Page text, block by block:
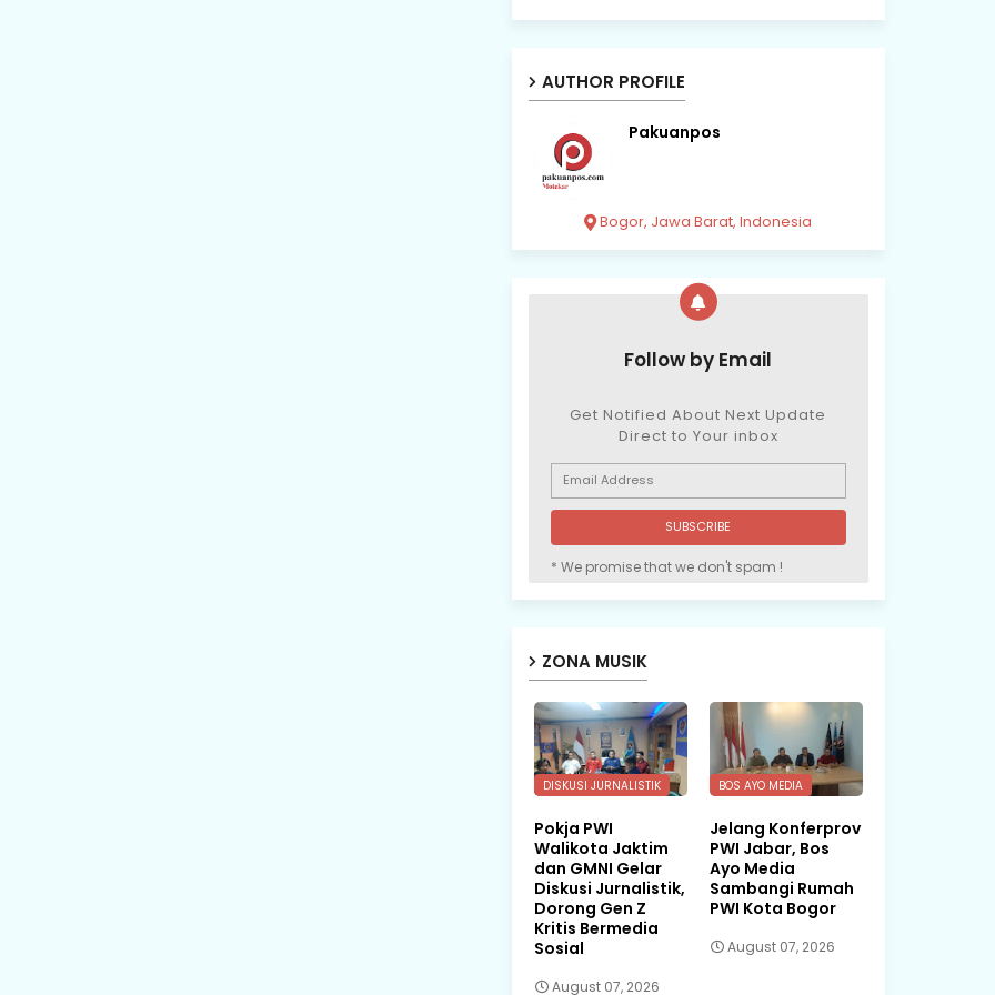
AUTHOR PROFILE
Pakuanpos
Bogor, Jawa Barat, Indonesia
Follow by Email
Get Notified About Next Update
Direct to Your inbox
* We promise that we don't spam !
ZONA MUSIK
DISKUSI JURNALISTIK
Pokja PWI
Walikota Jaktim
dan GMNI Gelar
Diskusi Jurnalistik,
Dorong Gen Z
Kritis Bermedia
Sosial
August 07, 2026
BOS AYO MEDIA
Jelang Konferprov
PWI Jabar, Bos
Ayo Media
Sambangi Rumah
PWI Kota Bogor
August 07, 2026